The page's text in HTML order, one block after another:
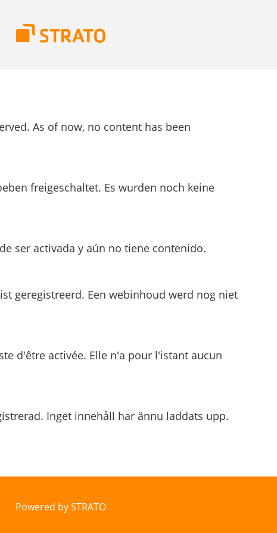
As of now, no content has been
freigeschaltet. Es wurden noch keine
ser activada y aún no tiene contenido.
geregistreerd. Een webinhoud werd nog niet
d'être activée. Elle n'a pour l'istant aucun
Inget innehåll har ännu laddats upp.
Powered by STRATO